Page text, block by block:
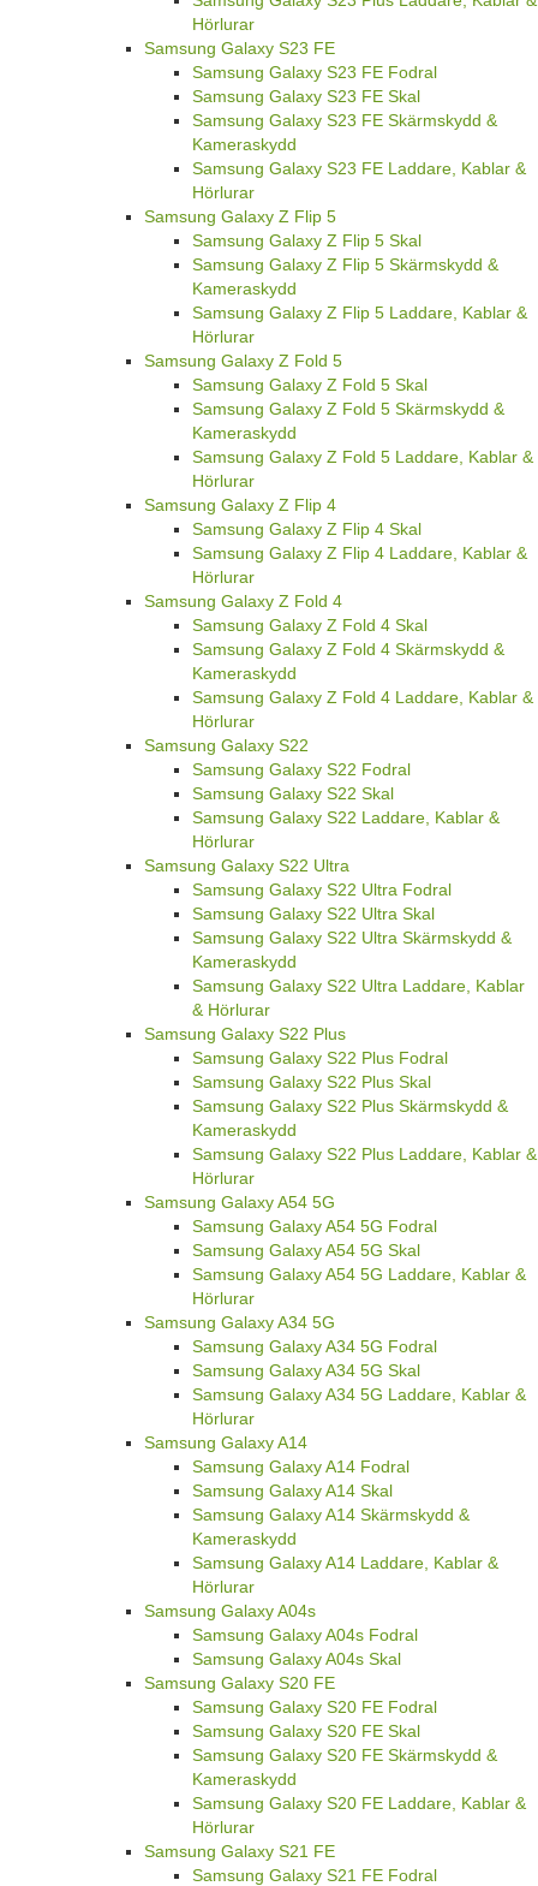
Hörlurar
Samsung Galaxy S23 FE
Samsung Galaxy S23 FE Fodral
Samsung Galaxy S23 FE Skal
Samsung Galaxy S23 FE Skärmskydd &
Kameraskydd
Samsung Galaxy S23 FE Laddare, Kablar &
Hörlurar
Samsung Galaxy Z Flip 5
Samsung Galaxy Z Flip 5 Skal
Samsung Galaxy Z Flip 5 Skärmskydd &
Kameraskydd
Samsung Galaxy Z Flip 5 Laddare, Kablar &
Hörlurar
Samsung Galaxy Z Fold 5
Samsung Galaxy Z Fold 5 Skal
Samsung Galaxy Z Fold 5 Skärmskydd &
Kameraskydd
Samsung Galaxy Z Fold 5 Laddare, Kablar &
Hörlurar
Samsung Galaxy Z Flip 4
Samsung Galaxy Z Flip 4 Skal
Samsung Galaxy Z Flip 4 Laddare, Kablar &
Hörlurar
Samsung Galaxy Z Fold 4
Samsung Galaxy Z Fold 4 Skal
Samsung Galaxy Z Fold 4 Skärmskydd &
Kameraskydd
Samsung Galaxy Z Fold 4 Laddare, Kablar &
Hörlurar
Samsung Galaxy S22
Samsung Galaxy S22 Fodral
Samsung Galaxy S22 Skal
Samsung Galaxy S22 Laddare, Kablar &
Hörlurar
Samsung Galaxy S22 Ultra
Samsung Galaxy S22 Ultra Fodral
Samsung Galaxy S22 Ultra Skal
Samsung Galaxy S22 Ultra Skärmskydd &
Kameraskydd
Samsung Galaxy S22 Ultra Laddare, Kablar
& Hörlurar
Samsung Galaxy S22 Plus
Samsung Galaxy S22 Plus Fodral
Samsung Galaxy S22 Plus Skal
Samsung Galaxy S22 Plus Skärmskydd &
Kameraskydd
Samsung Galaxy S22 Plus Laddare, Kablar &
Hörlurar
Samsung Galaxy A54 5G
Samsung Galaxy A54 5G Fodral
Samsung Galaxy A54 5G Skal
Samsung Galaxy A54 5G Laddare, Kablar &
Hörlurar
Samsung Galaxy A34 5G
Samsung Galaxy A34 5G Fodral
Samsung Galaxy A34 5G Skal
Samsung Galaxy A34 5G Laddare, Kablar &
Hörlurar
Samsung Galaxy A14
Samsung Galaxy A14 Fodral
Samsung Galaxy A14 Skal
Samsung Galaxy A14 Skärmskydd &
Kameraskydd
Samsung Galaxy A14 Laddare, Kablar &
Hörlurar
Samsung Galaxy A04s
Samsung Galaxy A04s Fodral
Samsung Galaxy A04s Skal
Samsung Galaxy S20 FE
Samsung Galaxy S20 FE Fodral
Samsung Galaxy S20 FE Skal
Samsung Galaxy S20 FE Skärmskydd &
Kameraskydd
Samsung Galaxy S20 FE Laddare, Kablar &
Hörlurar
Samsung Galaxy S21 FE
Samsung Galaxy S21 FE Fodral